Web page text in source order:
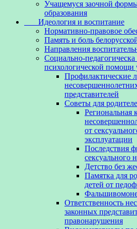
Учащемуся заочной
образования
Идеология и воспитание
Нормативно-правовое
Память и боль
Направления
Социально-
психологической помощи
Профилактические
представителей
Советы для
Региональная
от
эксплуатации
Последствия
сексуального
Детство без
Памятка для
детей от
Ответственность
законных
правонарушения